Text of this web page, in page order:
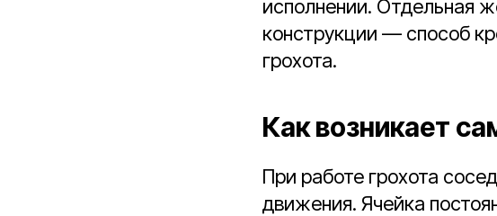
исполнении. Отдельная
конструкции — способ
грохота.
Как возникает
При работе грохота
движения. Ячейка